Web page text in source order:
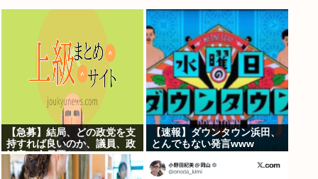
【急募】結局、どの政党を支
持すれば良いのか、議員、政
治家は全員悪か
【速報】ダウンタウン浜田、
とんでもない発言www